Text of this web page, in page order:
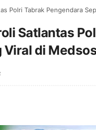
Tabrak Pengendara Sepeda
Satlantas
Viral di